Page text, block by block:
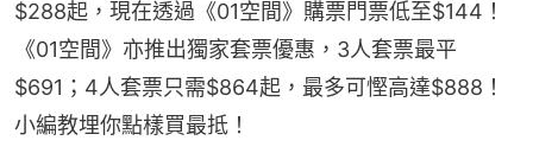
$288起，現在透過《01空間》購票門票低至$144！
《01空間》亦推出獨家套票優惠，3人套票最平
$691；4人套票只需$864起，最多可慳高達$888！
小編教埋你點樣買最抵！